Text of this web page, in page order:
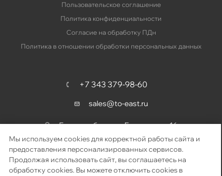
Мы используем cookies для корректной работы сайта и
предоставления персонализированных сервисов.
Продолжая использовать сайт, вы соглашаетесь на
обработку cookies. Вы можете отключить cookies в
Пользовательское соглашение
Политика конфиденциальности
Согласие на обработку ПДн
Политика в отношении обработки персональных данных
+7 343 379-98-60
sales@to-east.ru
Екатеринбург, ул. Барвинка, д. 16
2026 © «Восточный путь» – поставка телекоммуникационного